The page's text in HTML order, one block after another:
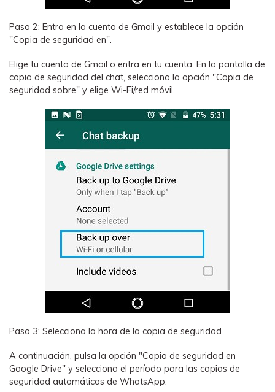
Paso 2: Entra en la cuenta de Gmail y establece la opción
"Copia de seguridad en".
Elige tu cuenta de Gmail o entra en tu cuenta. En la pantalla de
copia de seguridad del chat, selecciona la opción "Copia de
seguridad sobre" y elige Wi-Fi/red móvil.
Paso 3: Selecciona la hora de la copia de seguridad
A continuación, pulsa la opción "Copia de seguridad en
Google Drive" y selecciona el período para las copias de
seguridad automáticas de WhatsApp.